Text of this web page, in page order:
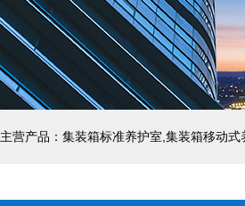
主营产品：集装箱标准养护室,集装箱移动